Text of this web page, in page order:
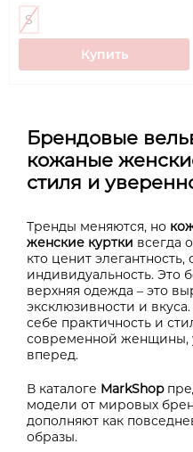
S
Купить
Брендовые
кожаные
стиля и
Тренды меняются, но
женские куртки всегда
кто ценит элегантность,
индивидуальность. Это
верхняя одежда – это
эксклюзивности и
себе практичность и
современной женщины,
вперед.
В каталоге MarkShop
модели от мировых
дополняют как
образы.